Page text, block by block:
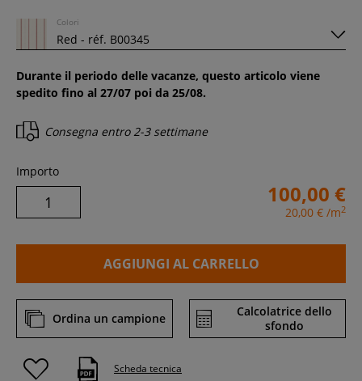
Colori
Durante il periodo delle vacanze, questo articolo viene
spedito fino al 27/07 poi da 25/08.
Consegna entro 2-3 settimane
Importo
100,00 €
20,00 € /m2
AGGIUNGI AL CARRELLO
Ordina un campione
Calcolatrice dello
sfondo
Scheda tecnica